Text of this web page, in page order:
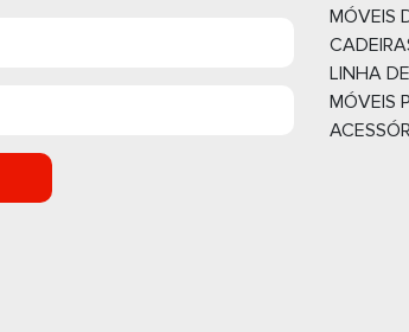
MÓVEIS
LINHA
MÓVEIS